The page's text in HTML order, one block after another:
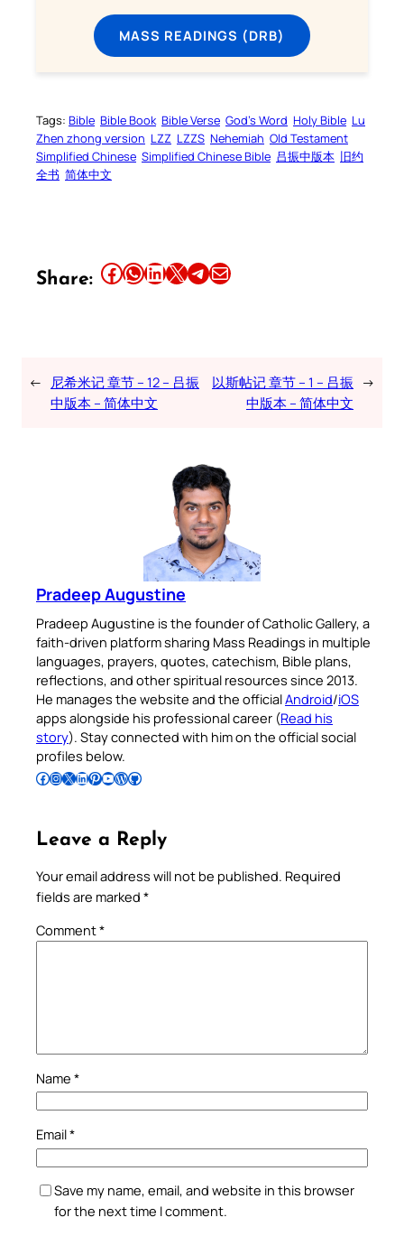
MASS READINGS (DRB)
Tags: Bible Bible Book Bible Verse God’s Word Holy Bible Lu
Zhen zhong version LZZ LZZS Nehemiah Old Testament
Simplified Chinese Simplified Chinese Bible 吕振中版本 旧约
全书 简体中文
Share: Share this article on Facebook Share this article on WhatsApp Share this article on LinkedIn Share this article on X Share this article on TelegramEmail this Article
← 尼希米记 章节 – 12 – 吕振
中版本 – 简体中文
以斯帖记 章节 – 1 – 吕振
中版本 – 简体中文
→
Pradeep Augustine
Pradeep Augustine is the founder of Catholic Gallery, a
faith-driven platform sharing Mass Readings in multiple
languages, prayers, quotes, catechism, Bible plans,
reflections, and other spiritual resources since 2013.
He manages the website and the officialAndroid/iOS
apps alongside his professional career (Read his
story). Stay connected with him on the official social
profiles below.
Follow Pradeep on Facebook Follow Pradeep on InstagramFollow Pradeep on X Follow Pradeep on LinkedIn Follow Pradeep on Pinterest Subscribe to Pradeep’s Youtube Channel Follow Pradeep on WordPress Follow Pradeep on GitHub
Leave a Reply
Your email address will not be published. Required
fields are marked *
Comment*
Name *
Email*
Save my name, email, and website in this browser
for the next time I comment.